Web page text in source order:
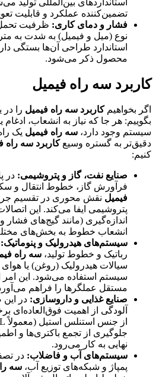
تضمین‌کننده عملکرد و قابلیت
فشار و دمای کاری: ظرفیت
نوع (میل و فیمیل) به شدت به
استاندارد طراحی آن‌ها بستگی
محصول ذکر می‌شود.
کاربرد سه راه فیمیل
اگر بخواهیمکاربرد سه راه فیمیل را در
بگوییم: هر جا که نیاز به انشعاب،
سیستم وجود دارد، سه راه فیمیل یک
دقیق‌تر به گستره وسیعکاربرد سه راه
کنیم:
صنایع نفت، گاز و پتروشیمی: در
فرآورش گاز، خطوط انتقال و
فیمیل نقش محوری در تقسیم
پتروشیمی ایفا می‌کند. این
اندازه‌گیری (مانند گیج‌های فشار
انشعاب خطوط به بخش‌های
سیستم‌های هیدرولیک و پنوماتیک:
رباتیک و خطوط تولید، سه راه
سیالات هیدرولیک (روغن) یا
سیستم استفاده می‌شود. این امر
مستقل عملگرها را فراهم
صنایع غذایی و داروسازی: در
آلودگی از اهمیت فوق‌العاده‌ای
جلوگیری از تجمع باکتری‌ها و
نهایی به کار می‌رود.
سیستم‌های آب و فاضلاب: در
پمپاژ و شبکه‌های توزیع آب، سه